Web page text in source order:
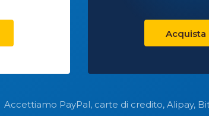
Acquista
Accettiamo PayPal, carte di credito, Alipay,